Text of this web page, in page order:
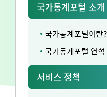
국가통계포털 소개
국가통계포털이란?
국가통계포털 연혁
서비스 정책